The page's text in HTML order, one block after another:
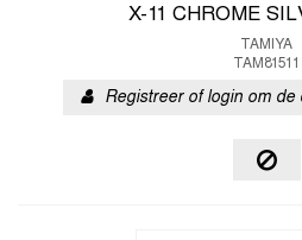
X-11 CHROME
TAMIYA
TAM81511
Registreer of login om de